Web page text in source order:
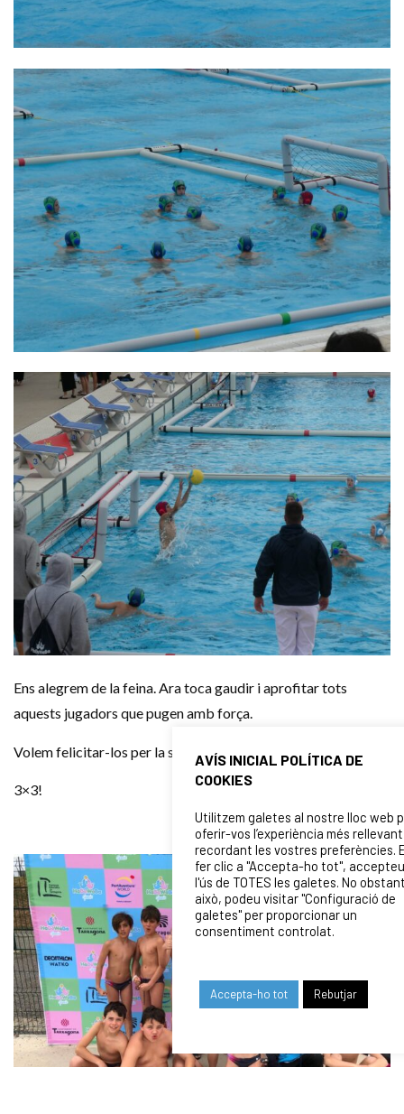
Ens alegrem de la feina. Ara toca gaudir i aprofitar tots
aquests jugadors que pugen amb força.
Volem felicitar-los per la seva entrega i esforç.
3×3!
AVÍS INICIAL POLÍTICA DE
COOKIES
Utilitzem galetes al nostre lloc web
oferir-vos l’experiència més rellevant
recordant les vostres preferències.
fer clic a "Accepta-ho tot", accepteu
l'ús de TOTES les galetes. No
això, podeu visitar "Configuració de
galetes" per proporcionar un
consentiment controlat.
Accepta-ho tot Rebutjar